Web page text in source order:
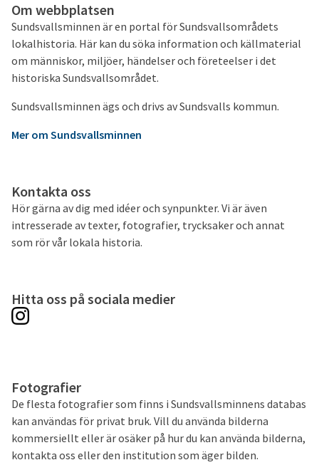
Om webbplatsen
Sundsvallsminnen är en portal för Sundsvallsområdets
lokalhistoria. Här kan du söka information och källmaterial
om människor, miljöer, händelser och företeelser i det
historiska Sundsvallsområdet.
Sundsvallsminnen ägs och drivs av Sundsvalls kommun.
Mer om Sundsvallsminnen
Kontakta oss
Hör gärna av dig med idéer och synpunkter. Vi är även
intresserade av texter, fotografier, trycksaker och annat
som rör vår lokala historia.
Hitta oss på sociala medier
Fotografier
De flesta fotografier som finns i Sundsvallsminnens databas
kan användas för privat bruk. Vill du använda bilderna
kommersiellt eller är osäker på hur du kan använda bilderna,
kontakta oss eller den institution som äger bilden.